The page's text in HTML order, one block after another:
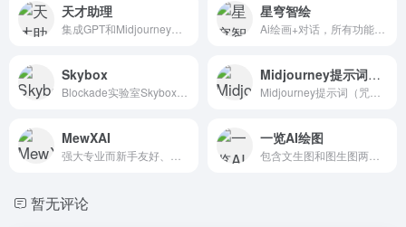
天才助理 星穹智绘
Skybox Midjourney提示词（咒语）生成器
MewXAI 一览AI绘图
暂无评论